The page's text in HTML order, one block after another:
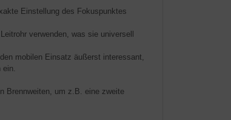
Einstellung des Fokuspunktes
verwenden, was sie universell
mobilen Einsatz äußerst interessant,
Brennweiten, um z.B. eine zweite